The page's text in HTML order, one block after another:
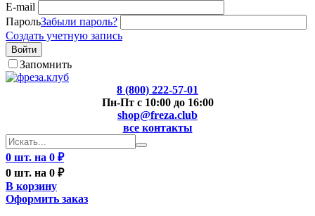
E-mail
ПарольЗабыли пароль?
Создать учетную запись
Войти
Запомнить
8 (800) 222-57-01
Пн-Пт с 10:00 до 16:00
shop@freza.club
все контакты
0 шт. на 0 ₽
0 шт. на 0 ₽
В корзину
Оформить заказ